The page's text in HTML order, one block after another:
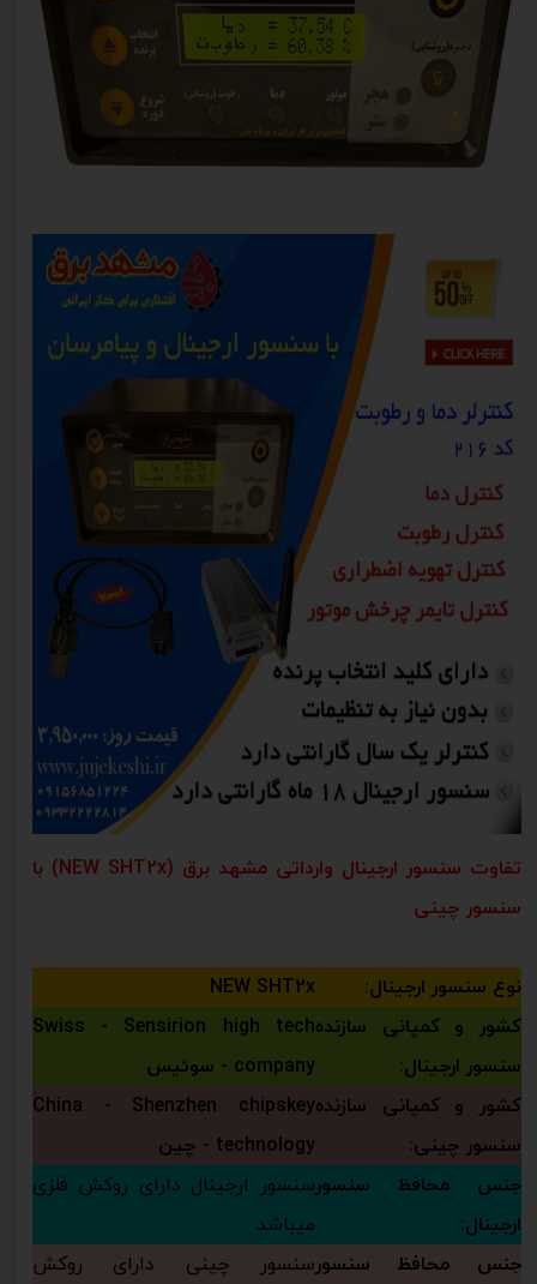
تفاوت سنسور ارجینال وارداتی مشهد برق (NEW SHT2x) با
سنسور چینی
نوع سنسور ارجینال:
NEW SHT2x
کشور و کمپانی سازنده
سنسور ارجینال:
Swiss - Sensirion high tech
company - سوئیس
کشور و کمپانی سازنده
سنسور چینی:
China - Shenzhen chipskey
technology - چین
جنس محافظ سنسور
ارجینال:
سنسور ارجینال دارای روکش فلزی
میباشد
جنس محافظ سنسورسنسور چینی دارای روکش